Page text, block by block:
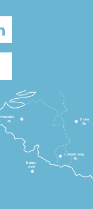
Reims
2h45
Bruxelles
3h
Bonn
5h
Luxembourg
4h